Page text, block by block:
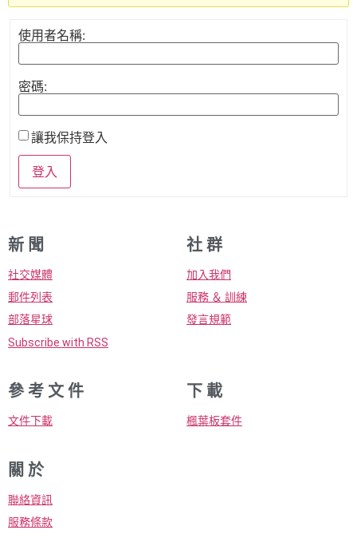
使用者名稱:
密碼:
讓我保持登入
登入
新 聞
社交媒體
郵件列表
部落星球
Subscribe with RSS
社 群
加入我們
服務 ＆ 訓練
發言規範
參 考 文 件
文件下載
下 載
楓葉板套件
關 於
聯絡資訊
服務條款